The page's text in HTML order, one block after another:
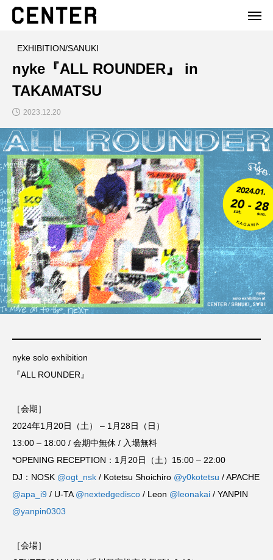
EXHIBITION/SANUKI
nyke『ALL ROUNDER』 in
TAKAMATSU
2023.12.20
nyke solo exhibition
『ALL ROUNDER』
［会期］
2024年1月20日（土） – 1月28日（日）
13:00 – 18:00 / 会期中無休 / 入場無料
*OPENING RECEPTION：1月20日（土）15:00 – 22:00
DJ：NOSK @ogt_nsk / Kotetsu Shoichiro @y0kotetsu / APACHE
@apa_i9 / U-TA @nextedgedisco / Leon @leonakai / YANPIN
@yanpin0303
［会場］